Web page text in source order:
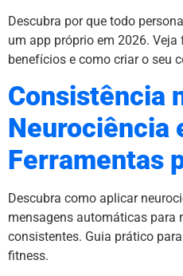
Descubra por que todo
um app próprio em 2026.
benefícios e como criar o seu
Consistência
Neurociência
Ferramentas
Descubra como aplicar
mensagens automáticas para
consistentes. Guia prático
fitness.